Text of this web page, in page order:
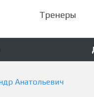
Тренеры
Анатольевич